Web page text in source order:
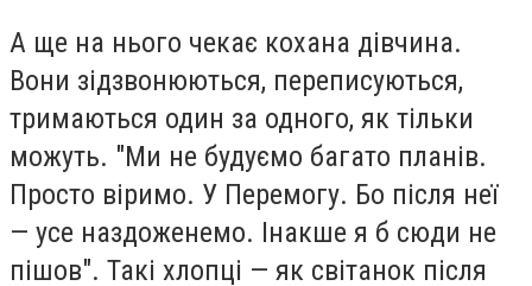
А ще на нього чекає кохана дівчина.
Вони зідзвонюються, переписуються,
тримаються один за одного, як тільки
можуть. "Ми не будуємо багато планів.
Просто віримо. У Перемогу. Бо після неї
— усе наздоженемо. Інакше я б сюди не
пішов". Такі хлопці — як світанок після